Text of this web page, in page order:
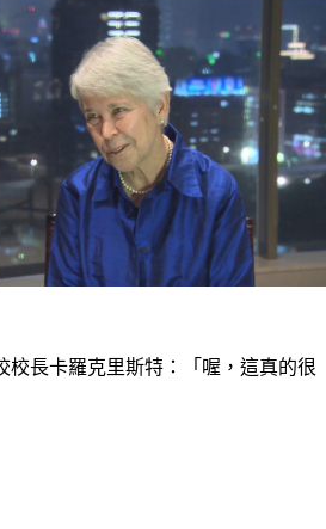
校長卡羅克里斯特：「喔，這真的很